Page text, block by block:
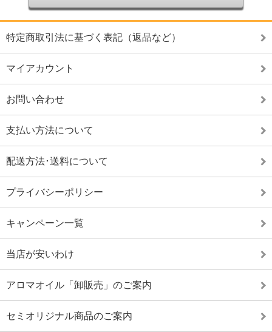
特定商取引法に基づく表記（返品など）
マイアカウント
お問い合わせ
支払い方法について
配送方法･送料について
プライバシーポリシー
キャンペーン一覧
当店が安いわけ
アロマオイル「卸販売」のご案内
セミオリジナル商品のご案内